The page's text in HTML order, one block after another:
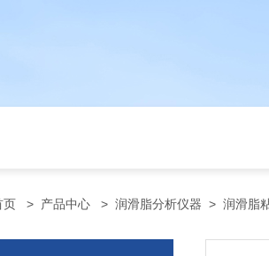
页 > 产品中心 > 润滑脂分析仪器 > 润滑脂